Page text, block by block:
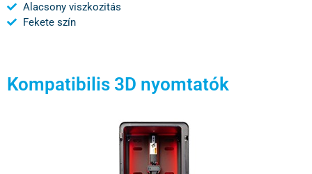
Alacsony viszkozitás
Fekete szín
Kompatibilis 3D nyomtatók